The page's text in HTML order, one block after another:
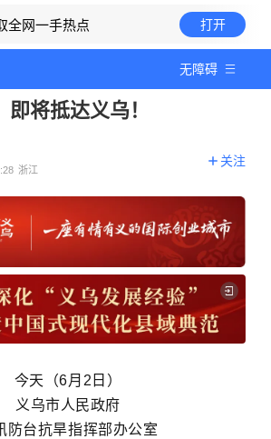
全网一手热点 打开
无障碍
将抵达义乌！
浙江
关注
今天（6月2日）
义乌市人民政府
防台抗旱指挥部办公室